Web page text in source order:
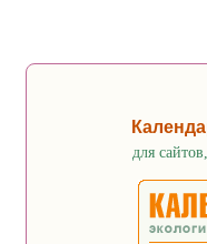
для